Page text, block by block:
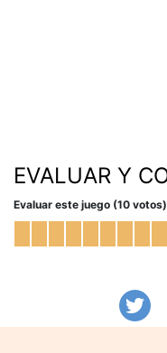
EVALUAR Y
Evaluar este juego (10